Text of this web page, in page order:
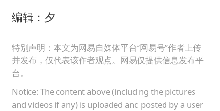
编辑：夕
特别声明：本文为网易自媒体平台“网易号”作者上传
并发布，仅代表该作者观点。网易仅提供信息发布平
台。
Notice: The content above (including the pictures
and videos if any) is uploaded and posted by a user